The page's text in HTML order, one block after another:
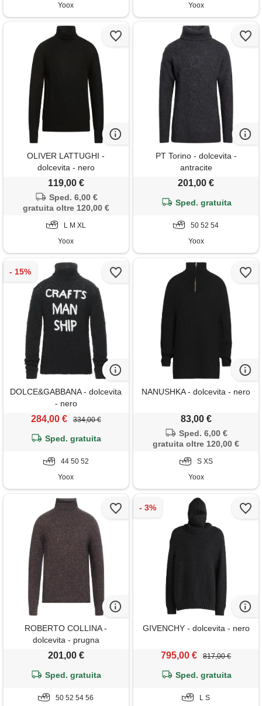
Yoox
Yoox
OLIVER LATTUGHI -
dolcevita - nero
119,00 €
Sped. 6,00 €
gratuita oltre 120,00 €
L M XL
Yoox
PT Torino - dolcevita -
antracite
201,00 €
Sped. gratuita
50 52 54
Yoox
DOLCE&GABBANA - dolcevita
- nero
284,00 € 334,00 €
Sped. gratuita
44 50 52
Yoox
NANUSHKA - dolcevita - nero
83,00 €
Sped. 6,00 €
gratuita oltre 120,00 €
S XS
Yoox
ROBERTO COLLINA -
dolcevita - prugna
201,00 €
Sped. gratuita
50 52 54 56
GIVENCHY - dolcevita - nero
795,00 € 817,00 €
Sped. gratuita
L S